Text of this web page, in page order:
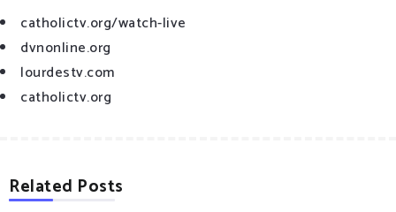
catholictv.org/watch-live
dvnonline.org
lourdestv.com
catholictv.org
Related Posts